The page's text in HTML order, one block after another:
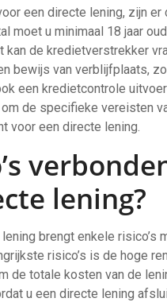
een directe lening, zijn
moet u minimaal 18 jaar
kan de kredietverstrekker
bewijs van verblijfplaats,
een kredietcontrole
de specifieke vereisten
voor een directe lening.
lening?
brengt enkele risico’s
risico’s is de hoge
de totale kosten van de
u een directe lening